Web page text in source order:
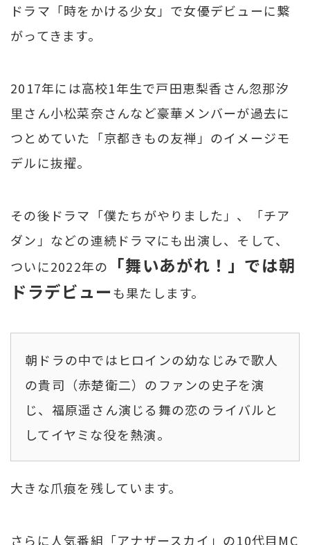
ドラマ「時をかける少女」で女優デビューに繋
がってきます。
2017年には高校1年生で戸田恵梨香さん忽那汐
里さん小松菜奈さんなど豪華メンバーが過去に
つとめていた「京都きもの友禅」のイメージモ
デルに抜擢。
その後ドラマ「僕たちがやりました」、「チア
ダン」などの連続ドラマにも出演し、そして、
ついに2022年の
「舞いあがれ！」では朝
ドラデビューも果たします。
朝ドラの中ではヒロインの幼なじみで歌人
の貴司（赤楚衛二）のファンの史子を演
じ、福原遥さん演じる舞の恋のライバルと
してイヤミな役を熱演。
大きな爪痕を残しています。
さらに人気番組「アナザースカイ」の10代目MC